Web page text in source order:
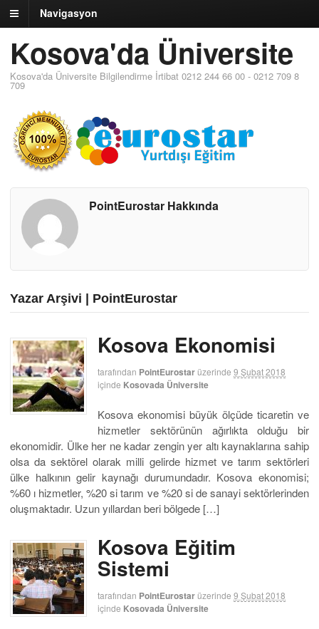
Navigasyon
Kosova'da Üniversite
Kosova'da Üniversite Bilgilendirme İrtibat 0212 244 66 00 - 0212 709 8
709
PointEurostar Hakkında
Yazar Arşivi | PointEurostar
Kosova Ekonomisi
tarafından PointEurostarüzerinde 9 Şubat 2018
içinde Kosovada Üniversite
Kosova ekonomisi büyük ölçüde ticaretin ve
hizmetler sektörünün ağırlıkta olduğu bir
ekonomidir. Ülke her ne kadar zengin yer altı kaynaklarına sahip
olsa da sektörel olarak milli gelirde hizmet ve tarım sektörleri
ülke halkının gelir kaynağı durumundadır. Kosova ekonomisi;
%60 ı hizmetler, %20 si tarım ve %20 si de sanayi sektörlerinden
oluşmaktadır. Uzun yıllardan beri bölgede […]
Kosova Eğitim
Sistemi
tarafından PointEurostarüzerinde 9 Şubat 2018
içinde Kosovada Üniversite